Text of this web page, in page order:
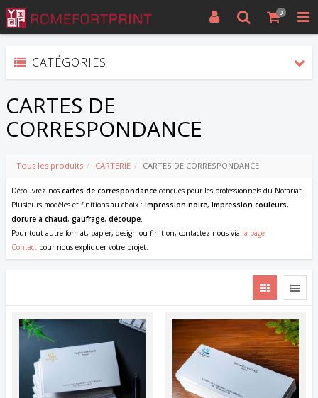
0
CATÉGORIES
CARTES DE
CORRESPONDANCE
Tous les produits CARTERIE CARTES DE CORRESPONDANCE
Découvrez nos cartes de correspondance conçues pour les professionnels du Notariat.
Plusieurs modèles et finitions au choix : impression noire, impression couleurs,
dorure à chaud, gaufrage, découpe.
Pour tout autre format, papier, design ou finition, contactez-nous via la page
Contact pour nous expliquer votre projet.